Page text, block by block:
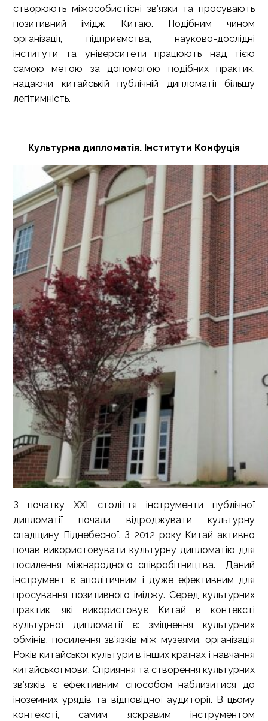
створюють міжособистісні зв’язки та просувають
позитивний імідж Китаю. Подібним чином
організації, підприємства, науково-дослідні
інститути та університети працюють над тією
самою метою за допомогою подібних практик,
надаючи китайській публічній дипломатії більшу
легітимність.
Культурна дипломатія. Інститути Конфуція
З початку XXI століття інструменти публічної
дипломатії почали відроджувати культурну
спадщину Піднебесної. З 2012 року Китай активно
почав використовувати культурну дипломатію для
посилення міжнародного співробітництва. Даний
інструмент є аполітичним і дуже ефективним для
просування позитивного іміджу. Серед культурних
практик, які використовує Китай в контексті
культурної дипломатії є: зміцнення культурних
обмінів, посилення зв’язків між музеями, організація
Років китайської культури в інших країнах і навчання
китайської мови. Сприяння та створення культурних
зв’язків є ефективним способом наблизитися до
іноземних урядів та відповідної аудиторії. В цьому
контексті, самим яскравим інструментом